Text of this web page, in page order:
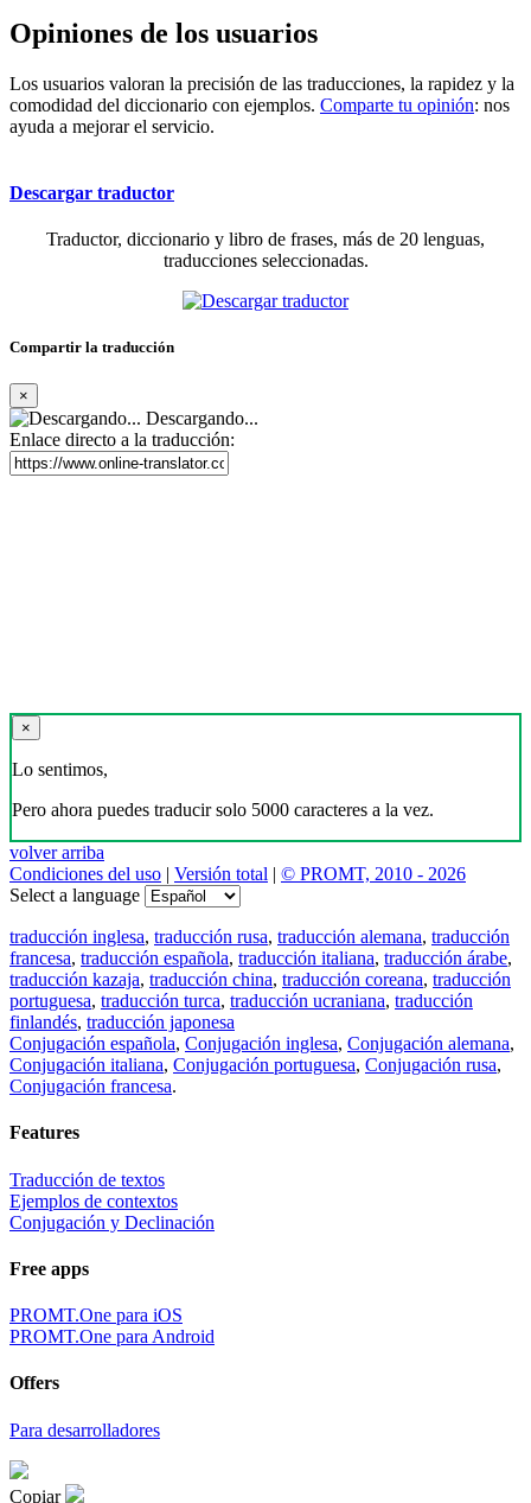
Opiniones de los usuarios
Los usuarios valoran la precisión de las traducciones, la rapidez y la
comodidad del diccionario con ejemplos. Comparte tu opinión: nos
ayuda a mejorar el servicio.
Descargar traductor
Traductor, diccionario y libro de frases, más de 20 lenguas,
traducciones seleccionadas.
Compartir la traducción
×
Descargando...
Enlace directo a la traducción:
×
Lo sentimos,
Pero ahora puedes traducir solo 5000 caracteres a la vez.
volver arriba
Condiciones del uso | Versión total | © PROMT, 2010 - 2026
Select a language
traducción inglesa, traducción rusa, traducción alemana, traducción
francesa, traducción española, traducción italiana, traducción árabe,
traducción kazaja, traducción china, traducción coreana, traducción
portuguesa, traducción turca, traducción ucraniana, traducción
finlandés, traducción japonesa
Conjugación española, Conjugación inglesa, Conjugación alemana,
Conjugación italiana, Conjugación portuguesa, Conjugación rusa,
Conjugación francesa.
Features
Traducción de textos
Ejemplos de contextos
Conjugación y Declinación
Free apps
PROMT.One para iOS
PROMT.One para Android
Offers
Para desarrolladores
Copiar